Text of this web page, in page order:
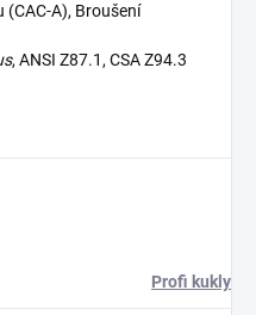
(CAC-A), Broušení
, ANSI Z87.1, CSA Z94.3
Profi kukly